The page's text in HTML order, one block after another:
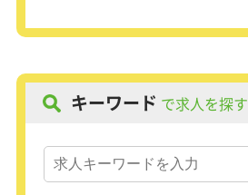
キーワード で求人を探す